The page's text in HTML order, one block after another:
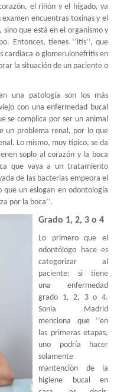
el riñón y el hígado, ya
encuentras toxinas y el
que está en el organismo y
Entonces, tienes ‘’itis’’, que
cardiaca o glomerulonefritis en
la situación de un paciente o
una patología son los más
con una enfermedad bucal
se complica por ser un animal
un problema renal, por lo que
Lo mismo, muy típico, se da
soplo al corazón y la boca
que vaya a un tratamiento
de las bacterias empeora el
un eslogan en odontología
por la boca’’.
Grado 1, 2, 3 o 4
Lo primero que el
odontólogo hace es
categorizar al
paciente: si tiene
una enfermedad
grado 1, 2, 3 o 4.
Sonia Madrid
menciona que ‘’en
las primeras etapas,
uno podría hacer
solamente
mantención de la
higiene bucal en